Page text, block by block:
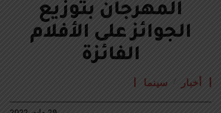
المهرجان بتوزيع
الجوائز على الأفلام
الفائزة
أخبار سينما